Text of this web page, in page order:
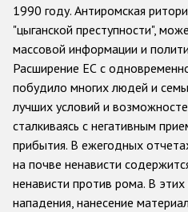
Наш
Наша
Карта
Часто
Данные о
Racist and
1990 году. Антиромская
"цыганской преступности",
массовой информации и
Расширение ЕС с
побудило многих людей и
лучших условий и
сталкиваясь с негативным
прибытия. В ежегодных
на почве ненависти
ненависти против рома. В
нападения, нанесение